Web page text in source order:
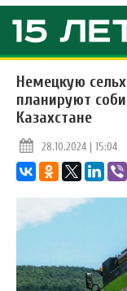
Немецкую
планируют
Казахстане
28.10.2024 | 15:04